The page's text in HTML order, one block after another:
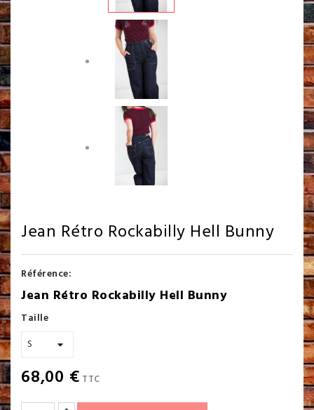
Jean Rétro Rockabilly Hell Bunny
Référence:
Jean Rétro Rockabilly Hell Bunny
Taille
68,00 € TTC